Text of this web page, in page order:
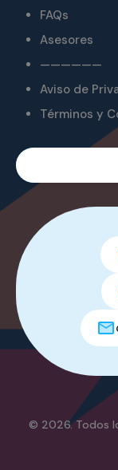
FAQs
Asesores
——————
Aviso de
Términos y
© 2026. Todos